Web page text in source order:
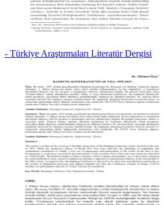
- Türkiye Araştırmaları Literatür Dergisi